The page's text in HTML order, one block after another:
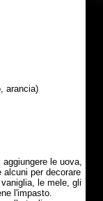
arancia)
le uova,
alcuni per decorare
le mele, gli
l'impasto.